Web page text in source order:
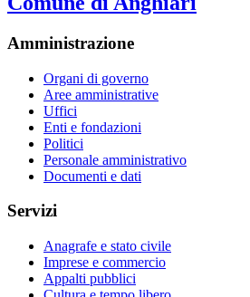
Amministrazione
Organi di governo
Aree amministrative
Uffici
Enti e fondazioni
Politici
Personale amministrativo
Documenti e dati
Servizi
Anagrafe e stato civile
Imprese e commercio
Appalti pubblici